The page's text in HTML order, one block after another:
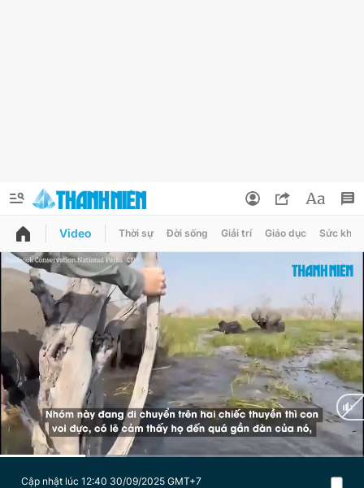
QUẢNG CÁO
Chuyên mục
Chuyên mục khác
Chào ngày mới Tin 24h
Thông tin tài khoản
Đổi mật khẩu
Tin đã lưu
Tin đã xem
Đăng xuất
Video Thời sự Đời sống Giải trí Giáo dục Sức khỏe
Cập nhật lúc 12:40 30/09/2025 GMT+7